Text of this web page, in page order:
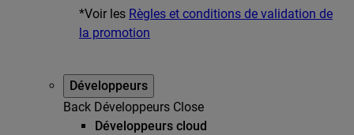
*Voir les Règles et conditions de validation de
la promotion
Développeurs
Back Développeurs Close
Développeurs cloud